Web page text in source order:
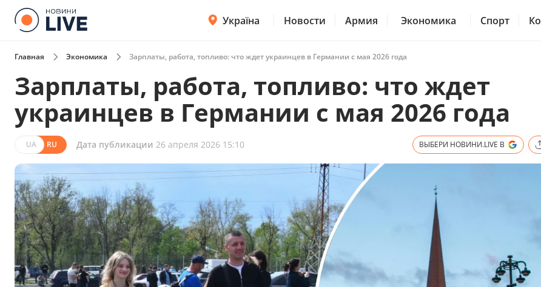
Україна Новости Армия Экономика Спорт
Главная Экономика Зарплаты, работа, топливо: что ждет украинцев в Германии с мая 2026 года
Зарплаты, работа, топливо: что ждет
украинцев в Германии с мая 2026 года
UA RU Дата публикации 26 апреля 2026 15:10 ВЫБЕРИ НОВИНИ.LIVE В